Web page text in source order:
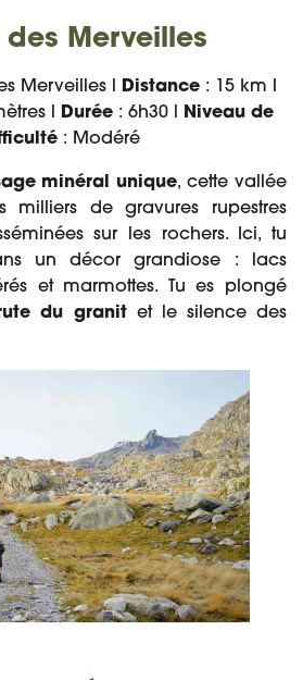
des Merveilles
Merveilles l Distance: 15 km l
l Durée : 6h30 l
Niveau de
: Modéré
minéral unique, cette vallée
milliers de gravures rupestres
sur les rochers. Ici, tu
un décor grandiose : lacs
et marmottes. Tu es plongé
du granitet le silence des